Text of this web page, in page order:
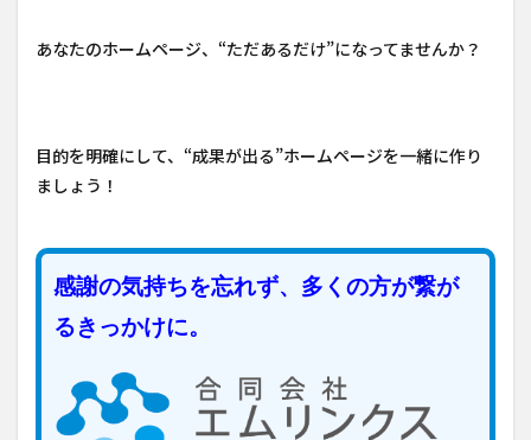
あなたのホームページ、“ただあるだけ”になってませんか？
目的を明確にして、“成果が出る”ホームページを一緒に作り
ましょう！
感謝の気持ちを忘れず、多くの方が繋が
るきっかけに。